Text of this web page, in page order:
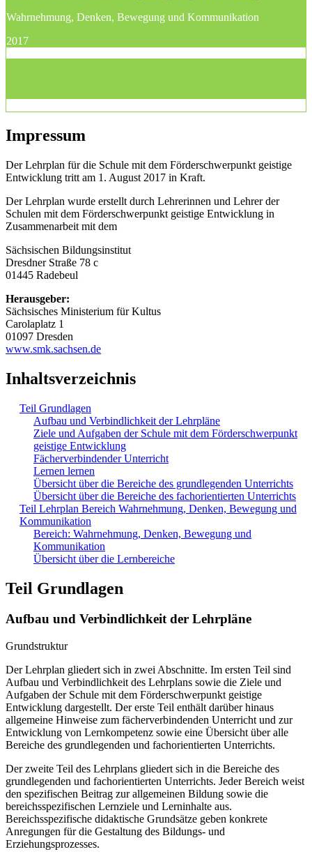
Wahrnehmung, Denken, Bewegung und Kommunikation
2017
Impressum
Der Lehrplan für die Schule mit dem Förderschwerpunkt geistige
Entwicklung tritt am 1. August 2017 in Kraft.
Der Lehrplan wurde erstellt durch Lehrerinnen und Lehrer der
Schulen mit dem Förderschwerpunkt geistige Entwicklung in
Zusammenarbeit mit dem
Sächsischen Bildungsinstitut
Dresdner Straße 78 c
01445 Radebeul
Herausgeber:
Sächsisches Ministerium für Kultus
Carolaplatz 1
01097 Dresden
www.smk.sachsen.de
Inhaltsverzeichnis
Teil Grundlagen
Aufbau und Verbindlichkeit der Lehrpläne
Ziele und Aufgaben der Schule mit dem Förderschwerpunkt
geistige Entwicklung
Fächerverbindender Unterricht
Lernen lernen
Übersicht über die Bereiche des grundlegenden Unterrichts
Übersicht über die Bereiche des fachorientierten Unterrichts
Teil Lehrplan Bereich Wahrnehmung, Denken, Bewegung und
Kommunikation
Bereich: Wahrnehmung, Denken, Bewegung und
Kommunikation
Übersicht über die Lernbereiche
Teil Grundlagen
Aufbau und Verbindlichkeit der Lehrpläne
Grundstruktur
Der Lehrplan gliedert sich in zwei Abschnitte. Im ersten Teil sind
Aufbau und Verbindlichkeit des Lehrplans sowie die Ziele und
Aufgaben der Schule mit dem Förderschwerpunkt geistige
Entwicklung dargestellt. Der erste Teil enthält darüber hinaus
allgemeine Hinweise zum fächerverbindenden Unterricht und zur
Entwicklung von Lernkompetenz sowie eine Übersicht über alle
Bereiche des grundlegenden und fachorientierten Unterrichts.
Der zweite Teil des Lehrplans gliedert sich in die Bereiche des
grundlegenden und fachorientierten Unterrichts. Jeder Bereich weist
den spezifischen Beitrag zur allgemeinen Bildung sowie die
bereichsspezifischen Lernziele und Lerninhalte aus.
Bereichsspezifische didaktische Grundsätze geben konkrete
Anregungen für die Gestaltung des Bildungs- und
Erziehungsprozesses.